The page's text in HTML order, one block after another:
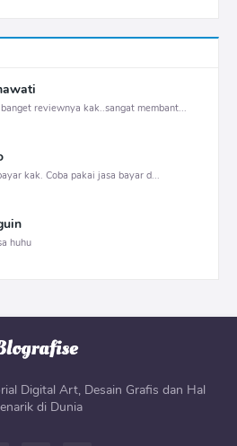
reviewnya kak..sangat membant...
kak. Coba pakai jasa bayar d...
huhu
Digital Art, Desain Grafis dan Hal
di Dunia